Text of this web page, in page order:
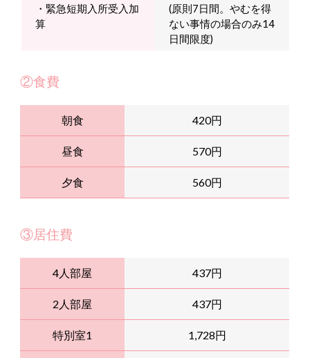
・緊急短期入所受入加
算
(原則7日間。やむを得
ない事情の場合のみ14
日間限度)
②食費
朝食 420円
昼食 570円
夕食 560円
③居住費
4人部屋 437円
2人部屋 437円
特別室1 1,728円